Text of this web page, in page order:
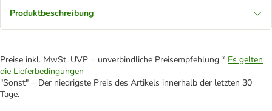
Produktbeschreibung
Preise inkl. MwSt. UVP = unverbindliche Preisempfehlung * Es gelten
die Lieferbedingungen
"Sonst" = Der niedrigste Preis des Artikels innerhalb der letzten 30
Tage.